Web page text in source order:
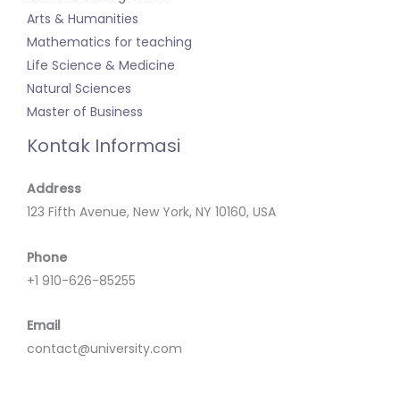
Arts & Humanities
Mathematics for teaching
Life Science & Medicine
Natural Sciences
Master of Business
Kontak Informasi
Address
123 Fifth Avenue, New York, NY 10160, USA
Phone
+1 910-626-85255
Email
contact@university.com